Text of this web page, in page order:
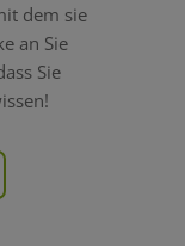
dem sie
an Sie
Sie